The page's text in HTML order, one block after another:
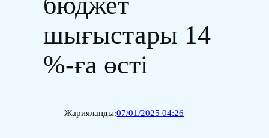
шығыстары 14
%-ға өсті
Жарияланды:07/01/2025 04:26—